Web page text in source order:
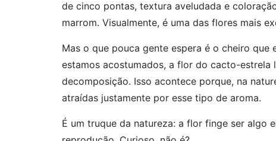
de cinco pontas, textura aveludada e
marrom. Visualmente, é uma das flores mais
Mas o que pouca gente espera é o cheiro
estamos acostumados, a flor do cacto-
decomposição. Isso acontece porque, na
atraídas justamente por esse tipo de aroma.
É um truque da natureza: a flor finge ser algo